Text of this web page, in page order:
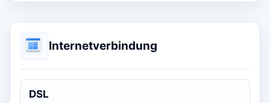
Internetverbindung
DSL